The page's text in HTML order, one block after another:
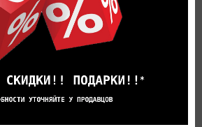
INCIZO 5 в